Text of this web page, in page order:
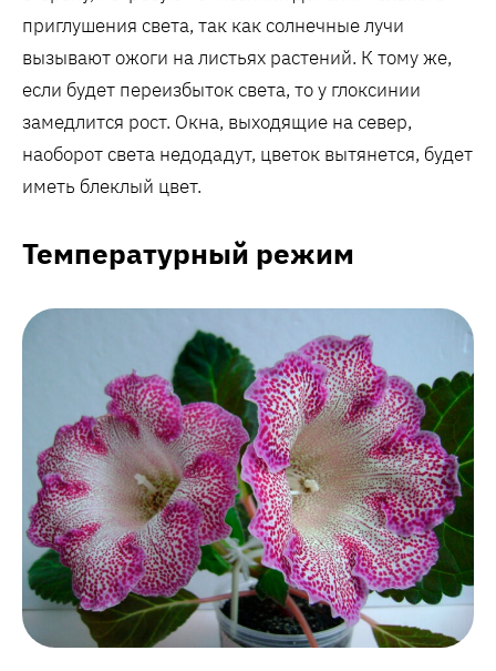
приглушения света, так как солнечные лучи
вызывают ожоги на листьях растений. К тому же,
если будет переизбыток света, то у глоксинии
замедлится рост. Окна, выходящие на север,
наоборот света недодадут, цветок вытянется, будет
иметь блеклый цвет.
Температурный режим